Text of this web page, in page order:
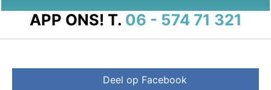
APP ONS! T. 06 - 574 71 321
Deel op Facebook